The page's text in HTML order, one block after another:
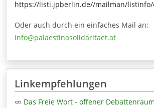
https://listi.jpberlin.de//mailman/listinfo/
Oder auch durch ein einfaches Mail an:
info@palaestinasolidaritaet.at
Linkempfehlungen
Das Freie Wort - offener Debattenraum